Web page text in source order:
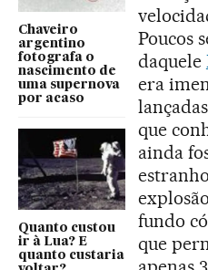
Chaveiro
argentino
fotografa o
nascimento de
uma supernova
por acaso
Quanto custou
ir à Lua? E
quanto custaria
Poucos
daquele
era
que
ainda
fundo
que